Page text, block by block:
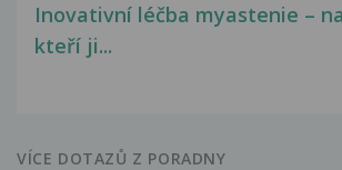
Inovativní léčba myastenie –
kteří ji...
VÍCE DOTAZŮ Z PORADNY